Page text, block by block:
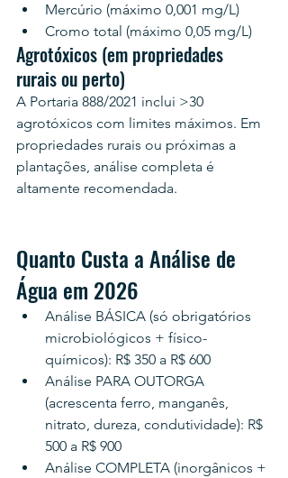
Mercúrio (máximo 0,001 mg/L)
Cromo total (máximo 0,05 mg/L)
Agrotóxicos (em propriedades
rurais ou perto)
A Portaria 888/2021 inclui >30
agrotóxicos com limites máximos. Em
propriedades rurais ou próximas a
plantações, análise completa é
altamente recomendada.
Quanto Custa a Análise de
Água em 2026
Análise BÁSICA (só obrigatórios
microbiológicos + físico-
químicos): R$ 350 a R$ 600
Análise PARA OUTORGA
(acrescenta ferro, manganês,
nitrato, dureza, condutividade): R$
500 a R$ 900
Análise COMPLETA (inorgânicos +